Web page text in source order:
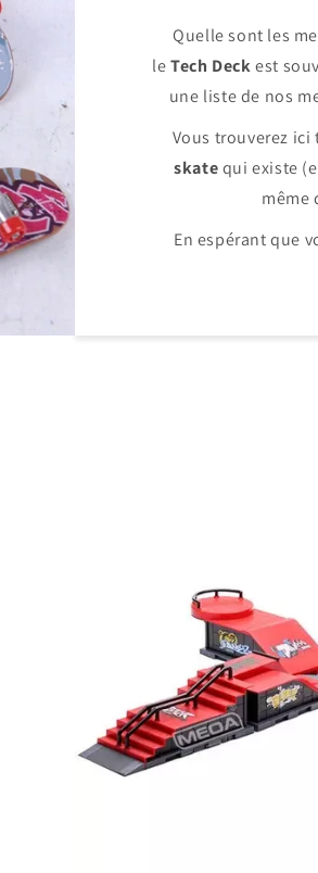
Quelle sont les
leTech Deckest
une liste de nos
Vous trouverez
skatequi existe
même
En espérant que